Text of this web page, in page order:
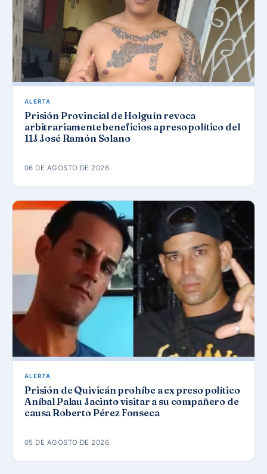
ALERTA
Prisión Provincial de Holguín revoca
arbitrariamente beneficios a preso político del
11J José Ramón Solano
06 DE AGOSTO DE 2026
ALERTA
Prisión de Quivicán prohíbe a ex preso político
Aníbal Palau Jacinto visitar a su compañero de
causa Roberto Pérez Fonseca
05 DE AGOSTO DE 2026